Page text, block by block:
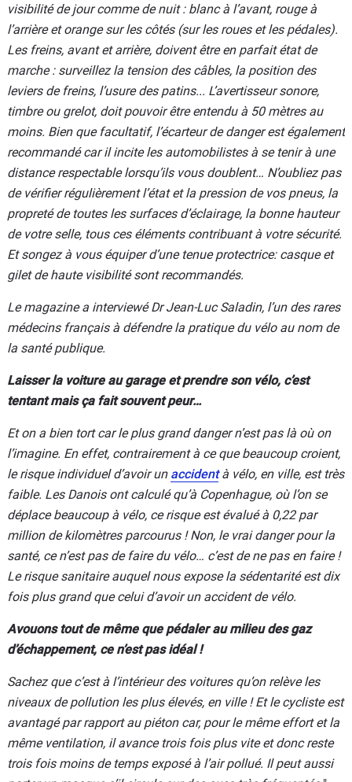
visibilité de jour comme de nuit : blanc à l’avant, rouge à
l’arrière et orange sur les côtés (sur les roues et les pédales).
Les freins, avant et arrière, doivent être en parfait état de
marche : surveillez la tension des câbles, la position des
leviers de freins, l’usure des patins... L’avertisseur sonore,
timbre ou grelot, doit pouvoir être entendu à 50 mètres au
moins. Bien que facultatif, l’écarteur de danger est également
recommandé car il incite les automobilistes à se tenir à une
distance respectable lorsqu’ils vous doublent… N’oubliez pas
de vérifier régulièrement l’état et la pression de vos pneus, la
propreté de toutes les surfaces d’éclairage, la bonne hauteur
de votre selle, tous ces éléments contribuant à votre sécurité.
Et songez à vous équiper d’une tenue protectrice: casque et
gilet de haute visibilité sont recommandés.
Le magazine a interviewé Dr Jean-Luc Saladin, l’un des rares
médecins français à défendre la pratique du vélo au nom de
la santé publique.
Laisser la voiture au garage et prendre son vélo, c’est
tentant mais ça fait souvent peur…
Et on a bien tort car le plus grand danger n’est pas là où on
l’imagine. En effet, contrairement à ce que beaucoup croient,
le risque individuel d’avoir un accidentà vélo, en ville, est très
faible. Les Danois ont calculé qu’à Copenhague, où l’on se
déplace beaucoup à vélo, ce risque est évalué à 0,22 par
million de kilomètres parcourus ! Non, le vrai danger pour la
santé, ce n’est pas de faire du vélo… c’est de ne pas en faire !
Le risque sanitaire auquel nous expose la sédentarité est dix
fois plus grand que celui d’avoir un accident de vélo.
Avouons tout de même que pédaler au milieu des gaz
d’échappement, ce n’est pas idéal !
Sachez que c’est à l’intérieur des voitures qu’on relève les
niveaux de pollution les plus élevés, en ville ! Et le cycliste est
avantagé par rapport au piéton car, pour le même effort et la
même ventilation, il avance trois fois plus vite et donc reste
trois fois moins de temps exposé à l’air pollué. Il peut aussi